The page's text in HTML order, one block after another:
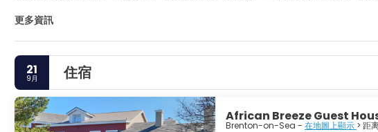
更多資訊
21
9月 住宿
African Breeze Guest
Brenton-on-Sea - 在地圖上顯示 > 距